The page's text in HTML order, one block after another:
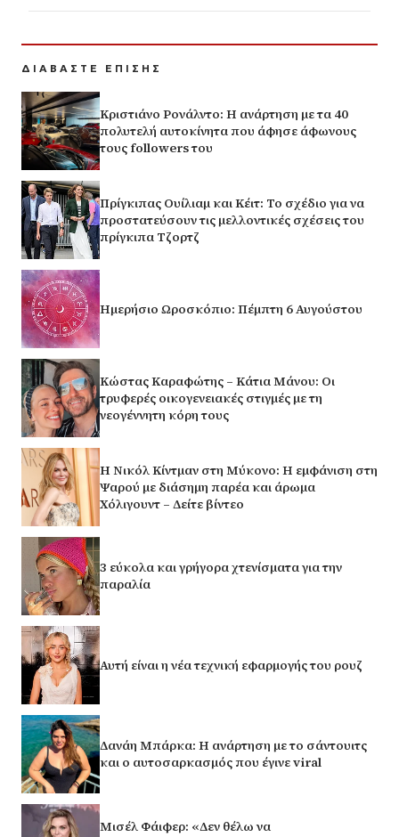
ΔΙΑΒΑΣΤΕ ΕΠΙΣΗΣ
Κριστιάνο Ρονάλντο: Η ανάρτηση με τα 40
πολυτελή αυτοκίνητα που άφησε άφωνους
τους followers του
Πρίγκιπας Ουίλιαμ και Κέιτ: Το σχέδιο για να
προστατεύσουν τις μελλοντικές σχέσεις του
πρίγκιπα Τζορτζ
Ημερήσιο Ωροσκόπιο: Πέμπτη 6 Αυγούστου
Κώστας Καραφώτης – Κάτια Μάνου: Οι
τρυφερές οικογενειακές στιγμές με τη
νεογέννητη κόρη τους
H Νικόλ Κίντμαν στη Μύκονο: Η εμφάνιση στη
Ψαρού με διάσημη παρέα και άρωμα
Χόλιγουντ – Δείτε βίντεο
3 εύκολα και γρήγορα χτενίσματα για την
παραλία
Αυτή είναι η νέα τεχνική εφαρμογής του ρουζ
Δανάη Μπάρκα: Η ανάρτηση με το σάντουιτς
και ο αυτοσαρκασμός που έγινε viral
Μισέλ Φάιφερ: «Δεν θέλω να